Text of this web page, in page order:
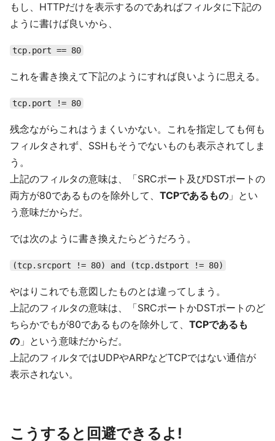
もし、HTTPだけを表示するのであればフィルタに下記の
ように書けば良いから、
tcp.port == 80
これを書き換えて下記のようにすれば良いように思える。
tcp.port != 80
残念ながらこれはうまくいかない。これを指定しても何も
フィルタされず、SSHもそうでないものも表示されてしま
う。
上記のフィルタの意味は、「SRCポート及びDSTポートの
両方が80であるものを除外して、 TCPであるもの 」とい
う意味だからだ。
では次のように書き換えたらどうだろう。
(tcp.srcport != 80) and (tcp.dstport != 80)
やはりこれでも意図したものとは違ってしまう。
上記のフィルタの意味は、「SRCポートかDSTポートのど
ちらかでもが80であるものを除外して、 TCPであるも
の 」という意味だからだ。
上記のフィルタではUDPやARPなどTCPではない通信が
表示されない。
こうすると回避できるよ!